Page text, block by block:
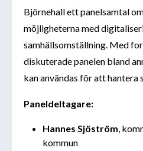
Björnehall ett panelsamtal
möjligheterna med
samhällsomställning. Med
diskuterade panelen bland
kan användas för att hantera
Paneldeltagare:
Hannes Sjöström,
kommun